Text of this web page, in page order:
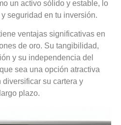
un activo sólido y estable, lo
seguridad en tu inversión.
ventajas significativas en
de oro. Su tangibilidad,
y su independencia del
sea una opción atractiva
su cartera y
plazo.